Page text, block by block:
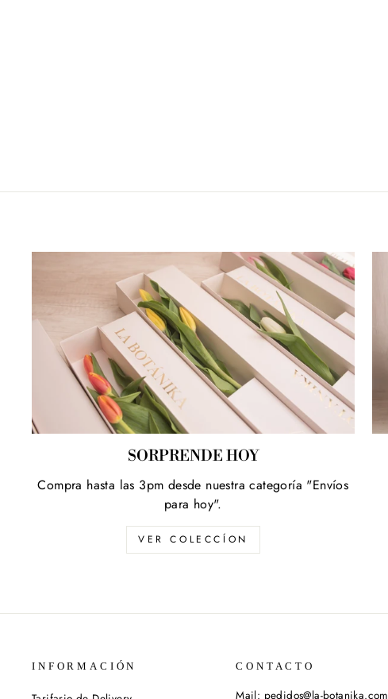
SORPRENDE HOY
Compra hasta las 3pm desde nuestra categoría "Envíos
para hoy".
VER COLECCÍON
INFORMACIÓN CONTACTO
Mail: pedidos@la-botanika.com